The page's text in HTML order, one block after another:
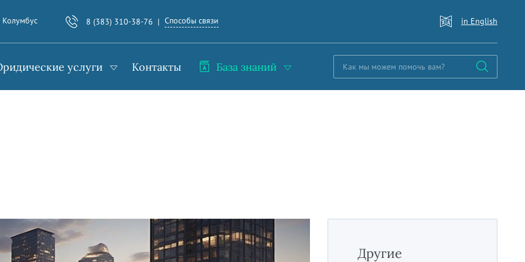
Колумбус 8 (383) 310-38-76 Способы связи in English
услуги Контакты База знаний
Другие